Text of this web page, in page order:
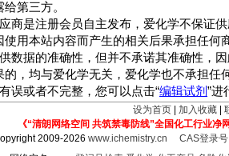
第三方。
商是注册会员自主发布，爱化学不保证
用本站内容而产生的相关后果承担任何
数据的准确性，但并不承诺其准确性，
的，均与爱化学无关，爱化学也不承担任
误或者不完整，您可以点击“编辑试剂”进
设为首页 加入收藏
《“清朗网络空间 共筑禁毒防线”全国化工行业净
2009-2026www.ichemistry.cn
CAS登录